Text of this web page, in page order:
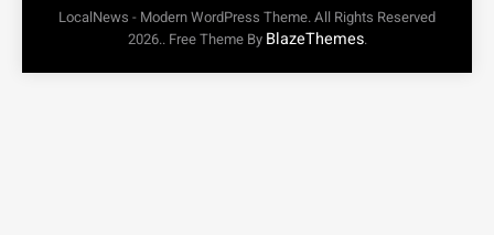
LocalNews - Modern WordPress Theme. All Rights Reserved
2026.. Free Theme By BlazeThemes.